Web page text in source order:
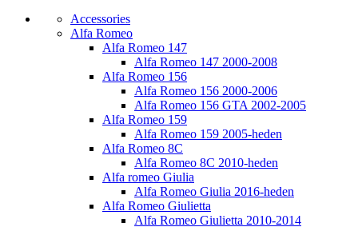
Accessories
Alfa Romeo
Alfa Romeo 147
Alfa Romeo 147 2000-2008
Alfa Romeo 156
Alfa Romeo 156 2000-2006
Alfa Romeo 156 GTA 2002-2005
Alfa Romeo 159
Alfa Romeo 159 2005-heden
Alfa Romeo 8C
Alfa Romeo 8C 2010-heden
Alfa romeo Giulia
Alfa Romeo Giulia 2016-heden
Alfa Romeo Giulietta
Alfa Romeo Giulietta 2010-2014